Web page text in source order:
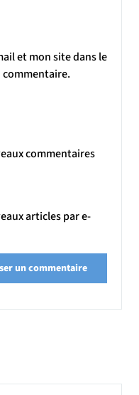
et mon site dans le
commentaires
articles par e-